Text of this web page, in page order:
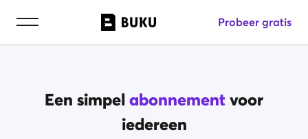
Probeer gratis
Een simpel abonnementvoor
iedereen